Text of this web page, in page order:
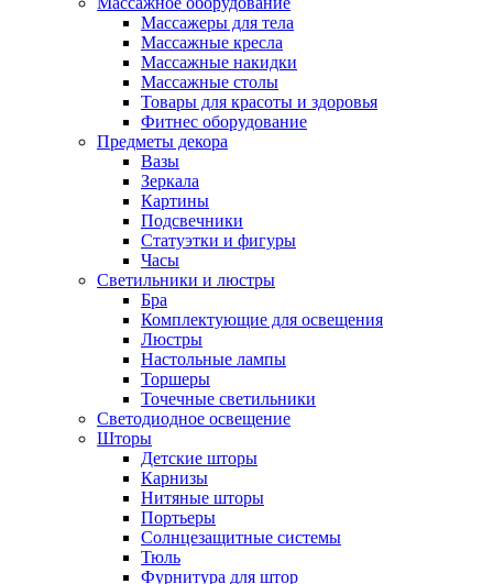
Массажеры для тела
Массажные кресла
Массажные накидки
Массажные столы
Товары для красоты и здоровья
Фитнес оборудование
Предметы декора
Вазы
Зеркала
Картины
Подсвечники
Статуэтки и фигуры
Часы
Светильники и люстры
Бра
Комплектующие для освещения
Люстры
Настольные лампы
Торшеры
Точечные светильники
Светодиодное освещение
Шторы
Детские шторы
Карнизы
Нитяные шторы
Портьеры
Солнцезащитные системы
Тюль
Фурнитура для штор